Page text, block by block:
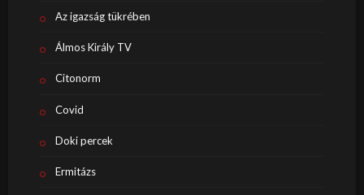
Az igazság tükrében
Álmos Király TV
Citonorm
Covid
Doki percek
Ermitázs